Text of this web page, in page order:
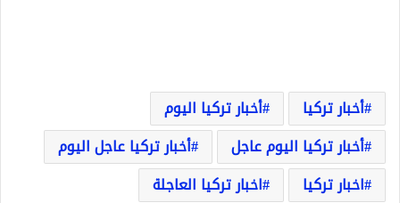
أخبار تركيا
أخبار تركيا اليوم
أخبار تركيا اليوم عاجل
أخبار تركيا عاجل اليوم
اخبار تركيا
اخبار تركيا العاجلة